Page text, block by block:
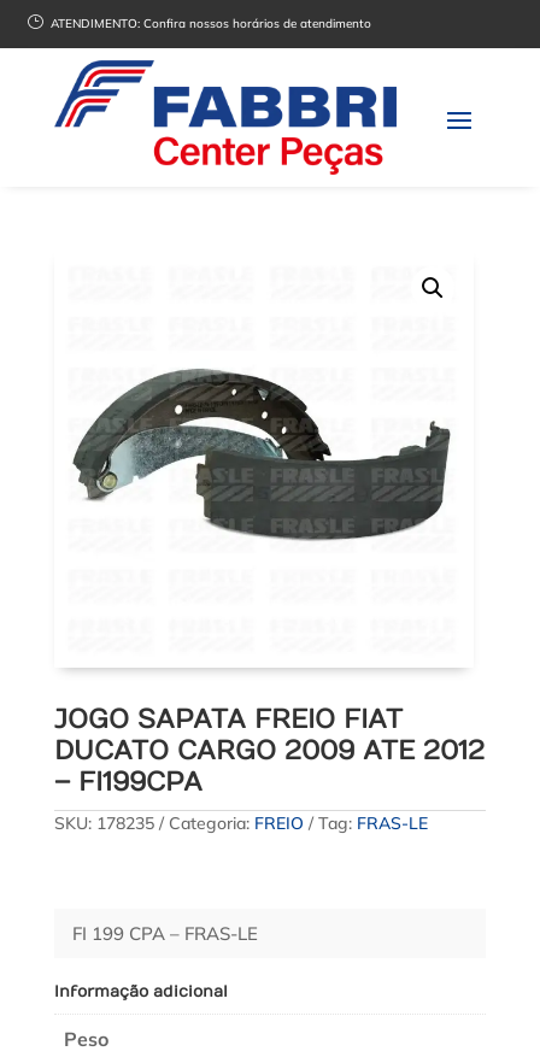
} ATENDIMENTO:Confira nossos horários de atendimento
JOGO SAPATA FREIO FIAT
DUCATO CARGO 2009 ATE 2012
– FI199CPA
SKU: 178235 Categoria: FREIO Tag: FRAS-LE
FI 199 CPA – FRAS-LE
Informação adicional
Peso